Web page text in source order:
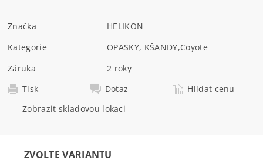
Značka
HELIKON
Kategorie
OPASKY, KŠANDY,Coyote
Záruka
2 roky
Tisk
Dotaz
Hlídat cenu
Zobrazit skladovou lokaci
ZVOLTE VARIANTU